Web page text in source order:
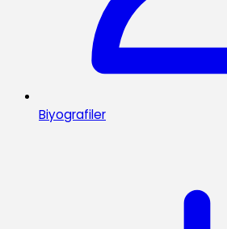
Biyografiler